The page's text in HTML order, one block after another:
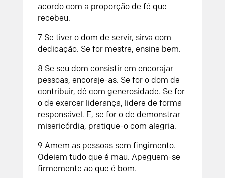
acordo com a proporção de fé que
recebeu.
7 Se tiver o dom de servir, sirva com
dedicação. Se for mestre, ensine bem.
8 Se seu dom consistir em encorajar
pessoas, encoraje-as. Se for o dom de
contribuir, dê com generosidade. Se for
o de exercer liderança, lidere de forma
responsável. E, se for o de demonstrar
misericórdia, pratique-o com alegria.
9 Amem as pessoas sem fingimento.
Odeiem tudo que é mau. Apeguem-se
firmemente ao que é bom.